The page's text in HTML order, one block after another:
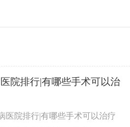
院排行|有哪些手术可以治
医院排行|有哪些手术可以治疗